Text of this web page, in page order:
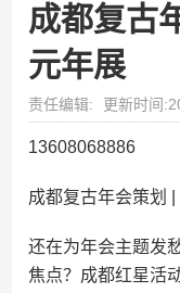
成都复古
元年展
责任编辑: 更新时间
13608068886
成都复古年会策划 |
还在为年会主题发
焦点？成都红星活